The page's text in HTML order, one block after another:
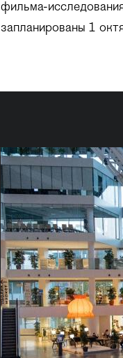
фильма-
запланированы 1